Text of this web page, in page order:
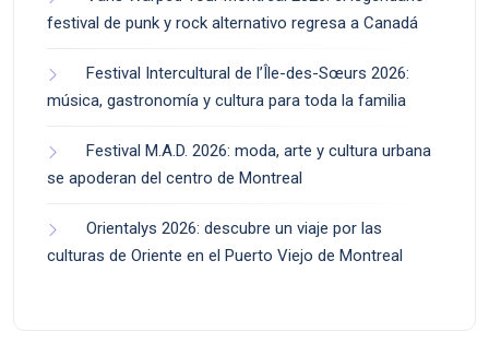
festival de punk y rock alternativo regresa a Canadá
Festival Intercultural de l’Île-des-Sœurs 2026:
música, gastronomía y cultura para toda la familia
Festival M.A.D. 2026: moda, arte y cultura urbana
se apoderan del centro de Montreal
Orientalys 2026: descubre un viaje por las
culturas de Oriente en el Puerto Viejo de Montreal